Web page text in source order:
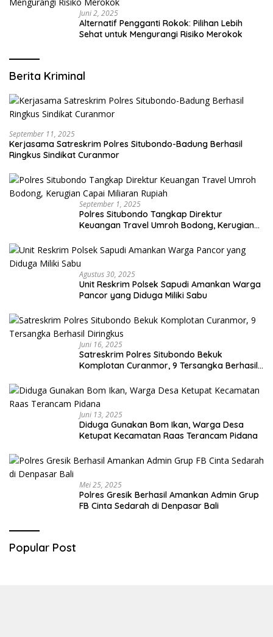
Juni 2, 2025
Alternatif Pengganti Rokok: Pilihan Lebih
Sehat untuk Mengurangi Risiko Merokok
Berita Kriminal
September 11, 2025
Kerjasama Satreskrim Polres Situbondo-Badung Berhasil
Ringkus Sindikat Curanmor
September 1, 2025
Polres Situbondo Tangkap Direktur
Keuangan Travel Umroh Bodong, Kerugian
Agustus 30, 2025
Unit Reskrim Polsek Sapudi Amankan Warga
Pancor yang Diduga Miliki Sabu
Juni 16, 2025
Satreskrim Polres Situbondo Bekuk
Komplotan Curanmor, 9 Tersangka Berhasil
Juni 13, 2025
Diduga Gunakan Bom Ikan, Warga Desa
Ketupat Kecamatan Raas Terancam Pidana
Mei 25, 2025
Polres Gresik Berhasil Amankan Admin Grup
FB Cinta Sedarah di Denpasar Bali
Popular Post